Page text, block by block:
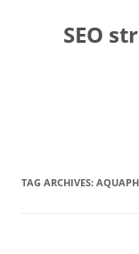
contentSEO
TAG ARCHIVES: